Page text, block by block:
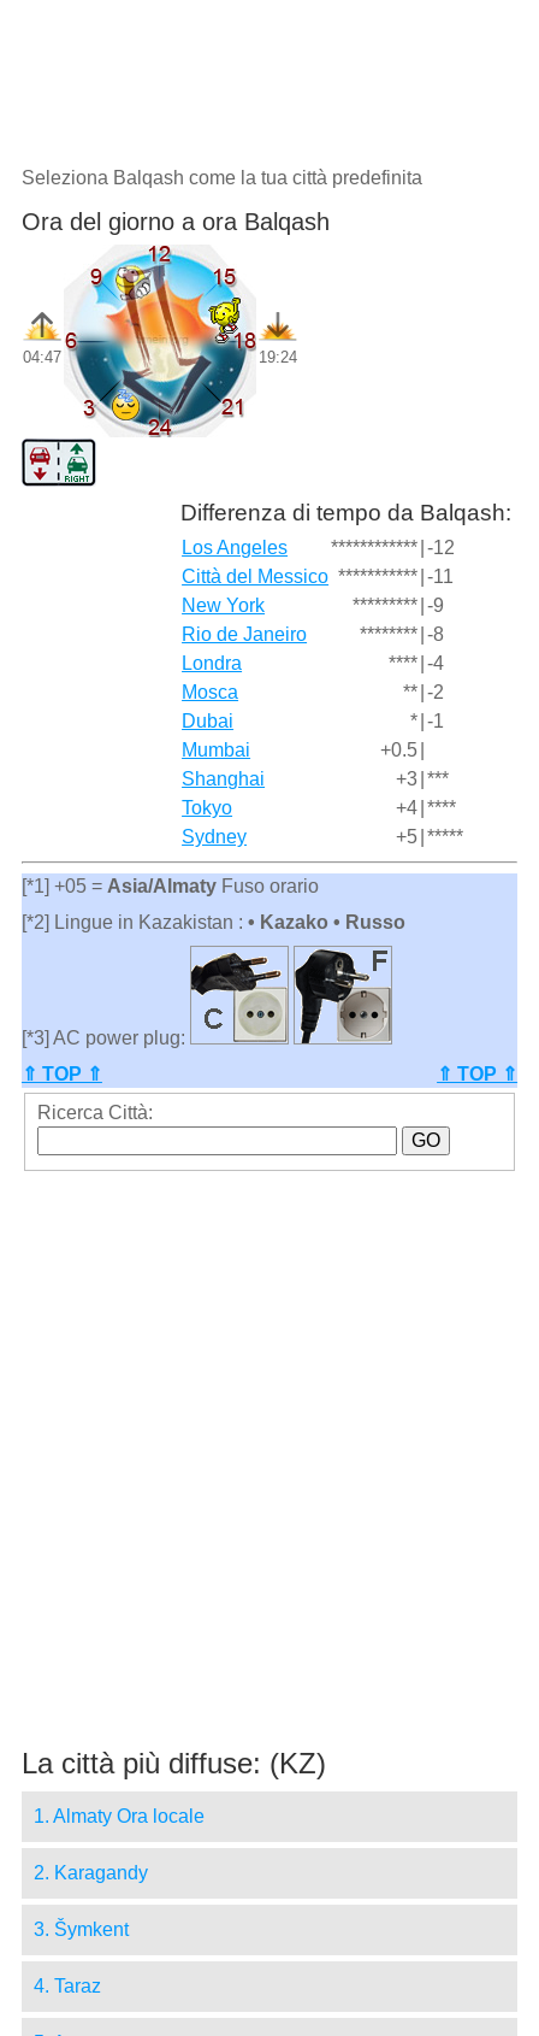
Seleziona Balqash come la tua città predefinita
Ora del giorno a ora Balqash
04:47 19:24
Differenza di tempo da Balqash:
Los Angeles ************ -12
Città del Messico *********** -11
New York
********* -9
Rio de Janeiro
******** -8
Londra
**** -4
Mosca
** -2
Dubai
* -1
Mumbai
+0.5
Shanghai
+3 ***
Tokyo
+4 ****
Sydney
+5 *****
[*1] +05 = Asia/AlmatyFuso orario
[*2] Lingue in Kazakistan : • Kazako • Russo
[*3] AC power plug:
⇑ TOP ⇑
⇑ TOP ⇑
Ricerca Città:
La città più diffuse: (KZ)
1. Almaty Ora locale
2. Karagandy
3. Šymkent
4. Taraz